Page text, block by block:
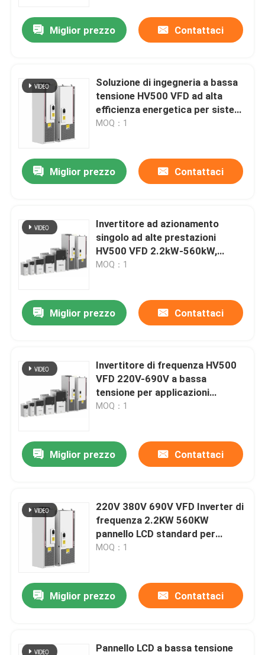
Casa.
Su di noi
Visita alla fabbrica
Controllo della qualità
Miglior prezzo Contattaci
Soluzione di ingegneria a bassa
tensione HV500 VFD ad alta
efficienza energetica per sistemi
220V-690V
MOQ：1
Miglior prezzo Contattaci
Invertitore ad azionamento
singolo ad alte prestazioni
HV500 VFD 2.2kW-560kW,
220V-690V
MOQ：1
Miglior prezzo Contattaci
Invertitore di frequenza HV500
VFD 220V-690V a bassa
tensione per applicazioni
industriali
MOQ：1
Miglior prezzo Contattaci
220V 380V 690V VFD Inverter di
frequenza 2.2KW 560KW
pannello LCD standard per
migliorare l'esperienza
MOQ：1
Miglior prezzo Contattaci
Pannello LCD a bassa tensione